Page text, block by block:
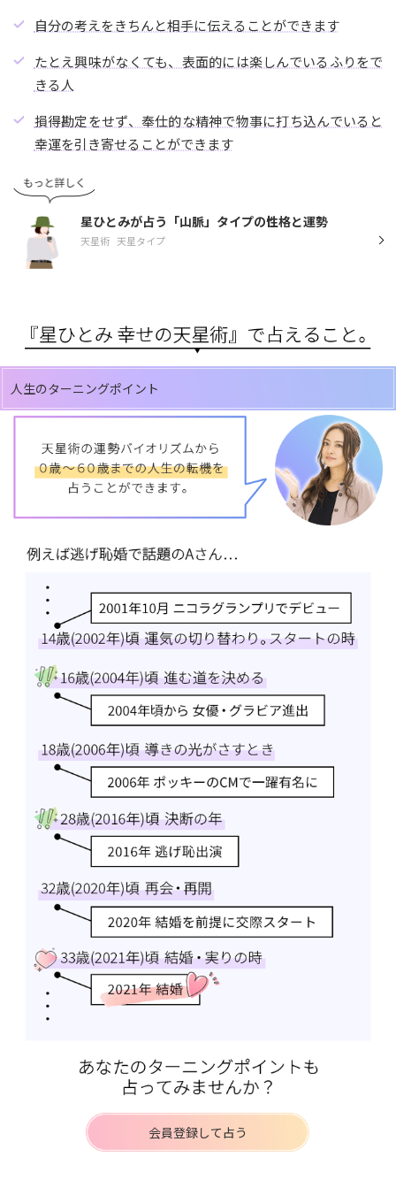
自分の考えをきちんと相手に伝えることができます
たとえ興味がなくても、表面的には楽しんでいるふりをで
きる人
損得勘定をせず、奉仕的な精神で物事に打ち込んでいると
幸運を引き寄せることができます
星ひとみが占う「山脈」タイプの性格と運勢
天星術 天星タイプ
人生のターニングポイント
会員登録して占う